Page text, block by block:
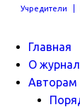
Учредители
Главная
О
Авторам